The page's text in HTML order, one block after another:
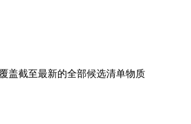
覆盖截至最新的全部候选清单物质